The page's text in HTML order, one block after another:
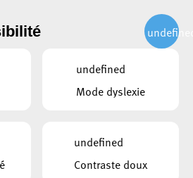
Jeunesse
undefined
Mode dyslexie
undefined
Contraste doux